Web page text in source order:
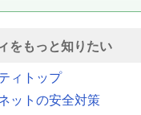
をもっと知りたい
ィトップ
ットの安全対策